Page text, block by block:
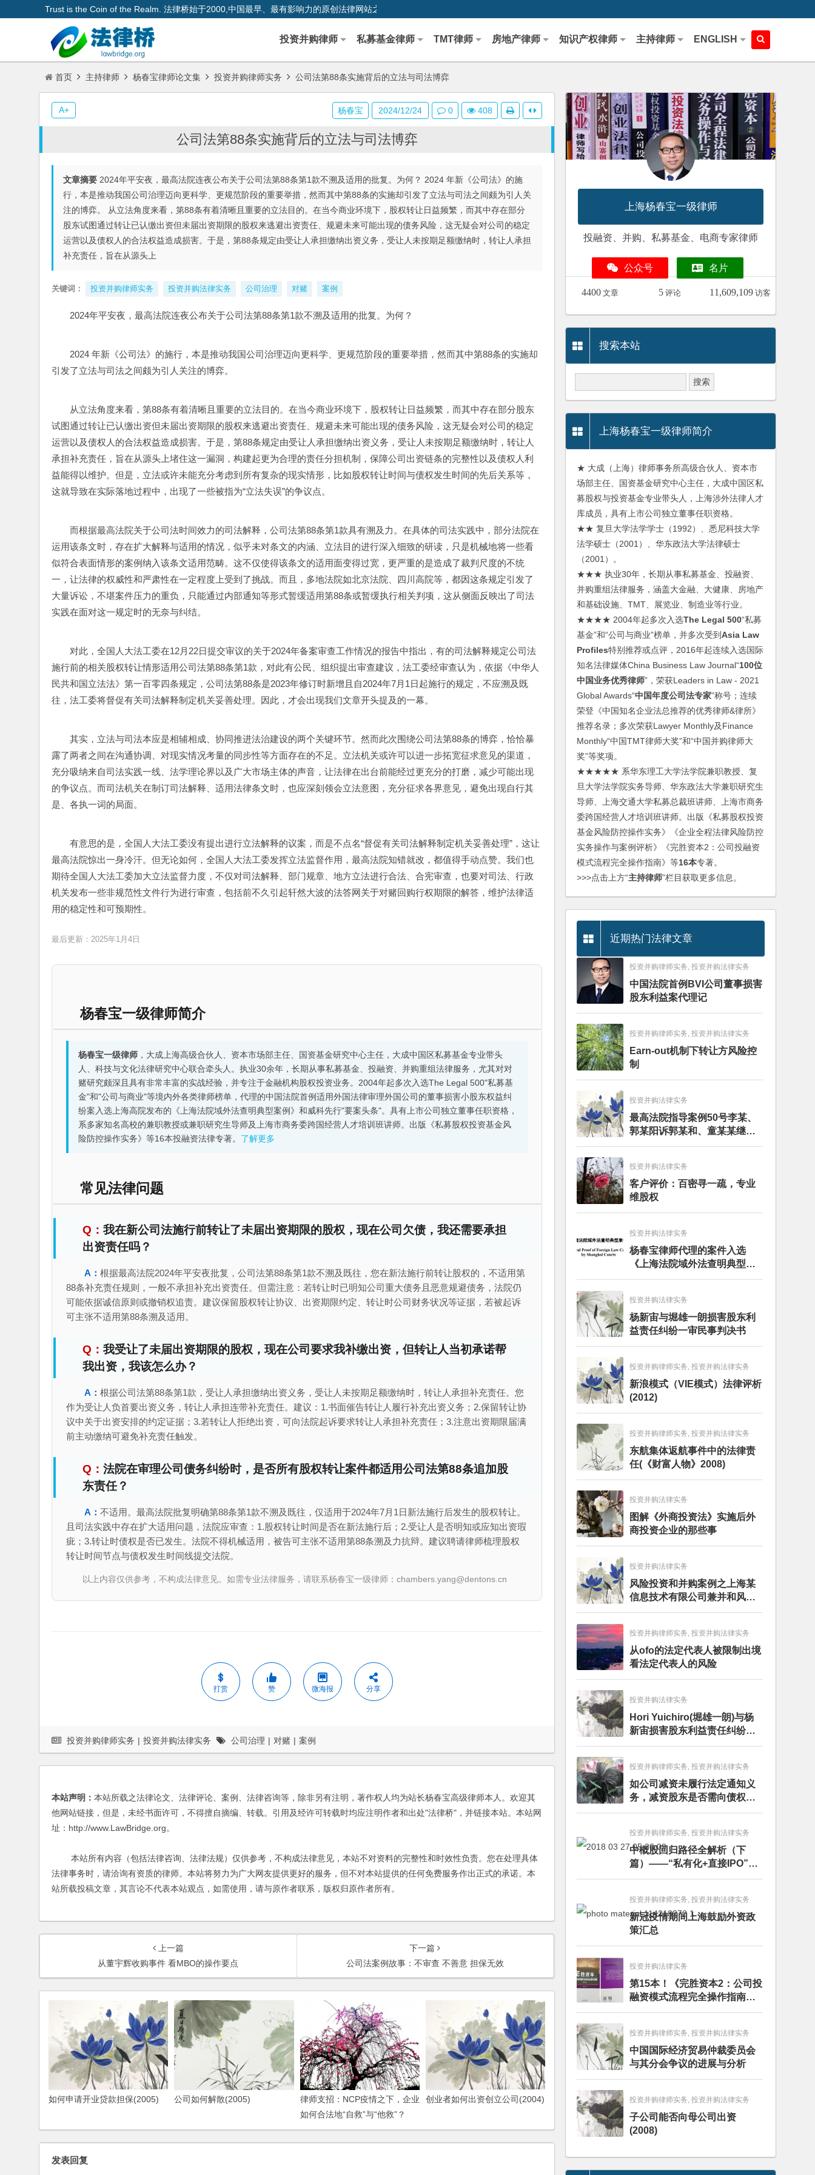
Trust is the Coin of the Realm. 法律桥始于2000,中国最早、最有影响力的原创法律网站之一
投资并购律师 私募基金律师 TMT律师 房地产律师 知识产权律师 主持律师 ENGLISH
首页 主持律师 杨春宝律师论文集 投资并购律师实务 公司法第88条实施背后的立法与司法博弈
公司法第88条实施背后的立法与司法博弈
文章摘要 2024年平安夜，最高法院连夜公布关于公司法第88条第1款不溯及适用的批复。为何？ 2024 年新《公司法》的施
行，本是推动我国公司治理迈向更科学、更规范阶段的重要举措，然而其中第88条的实施却引发了立法与司法之间颇为引人关
注的博弈。 从立法角度来看，第88条有着清晰且重要的立法目的。在当今商业环境下，股权转让日益频繁，而其中存在部分
股东试图通过转让已认缴出资但未届出资期限的股权来逃避出资责任、规避未来可能出现的债务风险，这无疑会对公司的稳定
运营以及债权人的合法权益造成损害。于是，第88条规定由受让人承担缴纳出资义务，受让人未按期足额缴纳时，转让人承担
补充责任，旨在从源头上
关键词： 投资并购律师实务 投资并购法律实务 公司治理 对赌 案例
2024年平安夜，最高法院连夜公布关于公司法第88条第1款不溯及适用的批复。为何？
2024 年新《公司法》的施行，本是推动我国公司治理迈向更科学、更规范阶段的重要举措，然而其中第88条的实施却
引发了立法与司法之间颇为引人关注的博弈。
从立法角度来看，第88条有着清晰且重要的立法目的。在当今商业环境下，股权转让日益频繁，而其中存在部分股东
试图通过转让已认缴出资但未届出资期限的股权来逃避出资责任、规避未来可能出现的债务风险，这无疑会对公司的稳定
运营以及债权人的合法权益造成损害。于是，第88条规定由受让人承担缴纳出资义务，受让人未按期足额缴纳时，转让人
承担补充责任，旨在从源头上堵住这一漏洞，构建起更为合理的责任分担机制，保障公司出资链条的完整性以及债权人利
益能得以维护。但是，立法或许未能充分考虑到所有复杂的现实情形，比如股权转让时间与债权发生时间的先后关系等，
这就导致在实际落地过程中，出现了一些被指为“立法失误”的争议点。
而根据最高法院关于公司法时间效力的司法解释，公司法第88条第1款具有溯及力。在具体的司法实践中，部分法院在
运用该条文时，存在扩大解释与适用的情况，似乎未对条文的内涵、立法目的进行深入细致的研读，只是机械地将一些看
似符合表面情形的案例纳入该条文适用范畴。这不仅使得该条文的适用面变得过宽，更严重的是造成了裁判尺度的不统
一，让法律的权威性和严肃性在一定程度上受到了挑战。而且，多地法院如北京法院、四川高院等，都因这条规定引发了
大量诉讼，不堪案件压力的重负，只能通过内部通知等形式暂缓适用第88条或暂缓执行相关判项，这从侧面反映出了司法
实践在面对这一规定时的无奈与纠结。
对此，全国人大法工委在12月22日提交审议的关于2024年备案审查工作情况的报告中指出，有的司法解释规定公司法
施行前的相关股权转让情形适用公司法第88条第1款，对此有公民、组织提出审查建议，法工委经审查认为，依据《中华人
民共和国立法法》第一百零四条规定，公司法第88条是2023年修订时新增且自2024年7月1日起施行的规定，不应溯及既
往，法工委将督促有关司法解释制定机关妥善处理。因此，才会出现我们文章开头提及的一幕。
其实，立法与司法本应是相辅相成、协同推进法治建设的两个关键环节。然而此次围绕公司法第88条的博弈，恰恰暴
露了两者之间在沟通协调、对现实情况考量的同步性等方面存在的不足。立法机关或许可以进一步拓宽征求意见的渠道，
充分吸纳来自司法实践一线、法学理论界以及广大市场主体的声音，让法律在出台前能经过更充分的打磨，减少可能出现
的争议点。而司法机关在制订司法解释、适用法律条文时，也应深刻领会立法意图，充分征求各界意见，避免出现自行其
是、各执一词的局面。
有意思的是，全国人大法工委没有提出进行立法解释的议案，而是不点名“督促有关司法解释制定机关妥善处理”，这让
最高法院惊出一身冷汗。但无论如何，全国人大法工委发挥立法监督作用，最高法院知错就改，都值得手动点赞。我们也
期待全国人大法工委加大立法监督力度，不仅对司法解释、部门规章、地方立法进行合法、合宪审查，也要对司法、行政
机关发布一些非规范性文件行为进行审查，包括前不久引起轩然大波的法答网关于对赌回购行权期限的解答，维护法律适
用的稳定性和可预期性。
最后更新：2025年1月4日
杨春宝一级律师简介
杨春宝一级律师，大成上海高级合伙人、资本市场部主任、国资基金研究中心主任，大成中国区私募基金专业带头
人、科技与文化法律研究中心联合牵头人。执业30余年，长期从事私募基金、投融资、并购重组法律服务，尤其对对
赌研究颇深且具有非常丰富的实战经验，并专注于金融机构股权投资业务。2004年起多次入选The Legal 500"私募基
金"和"公司与商业"等境内外各类律师榜单，代理的中国法院首例适用外国法律审理外国公司的董事损害小股东权益纠
纷案入选上海高院发布的《上海法院域外法查明典型案例》和威科先行"要案头条"。具有上市公司独立董事任职资格，
系多家知名高校的兼职教授或兼职研究生导师及上海市商务委跨国经营人才培训班讲师。出版《私募股权投资基金风
险防控操作实务》等16本投融资法律专著。 了解更多
常见法律问题
我在新公司法施行前转让了未届出资期限的股权，现在公司欠债，我还需要承担
出资责任吗？
根据最高法院2024年平安夜批复，公司法第88条第1款不溯及既往，您在新法施行前转让股权的，不适用第
88条补充责任规则，一般不承担补充出资责任。但需注意：若转让时已明知公司重大债务且恶意规避债务，法院仍
可能依据诚信原则或撤销权追责。建议保留股权转让协议、出资期限约定、转让时公司财务状况等证据，若被起诉
可主张不适用第88条溯及适用。
我受让了未届出资期限的股权，现在公司要求我补缴出资，但转让人当初承诺帮
我出资，我该怎么办？
根据公司法第88条第1款，受让人承担缴纳出资义务，受让人未按期足额缴纳时，转让人承担补充责任。您
作为受让人负首要出资义务，转让人承担连带补充责任。建议：1.书面催告转让人履行补充出资义务；2.保留转让协
议中关于出资安排的约定证据；3.若转让人拒绝出资，可向法院起诉要求转让人承担补充责任；3.注意出资期限届满
前主动缴纳可避免补充责任触发。
法院在审理公司债务纠纷时，是否所有股权转让案件都适用公司法第88条追加股
东责任？
不适用。最高法院批复明确第88条第1款不溯及既往，仅适用于2024年7月1日新法施行后发生的股权转让。
且司法实践中存在扩大适用问题，法院应审查：1.股权转让时间是否在新法施行后；2.受让人是否明知或应知出资瑕
疵；3.转让时债权是否已发生。法院不得机械适用，被告可主张不适用第88条溯及力抗辩。建议聘请律师梳理股权
转让时间节点与债权发生时间线提交法院。
以上内容仅供参考，不构成法律意见。如需专业法律服务，请联系杨春宝一级律师：chambers.yang@dentons.cn
打赏 赞 微海报 分享
杨春宝 2024/12/24 0 408
A+
投资并购律师实务 | 投资并购法律实务 公司治理 | 对赌 | 案例
本站声明： 本站所载之法律论文、法律评论、案例、法律咨询等，除非另有注明，著作权人均为站长杨春宝高级律师本人。欢迎其
他网站链接，但是，未经书面许可，不得擅自摘编、转载。引用及经许可转载时均应注明作者和出处"法律桥"，并链接本站。本站网
址：http://www.LawBridge.org。
本站所有内容（包括法律咨询、法律法规）仅供参考，不构成法律意见，本站不对资料的完整性和时效性负责。您在处理具体
法律事务时，请洽询有资质的律师。本站将努力为广大网友提供更好的服务，但不对本站提供的任何免费服务作出正式的承诺。本
站所载投稿文章，其言论不代表本站观点，如需使用，请与原作者联系，版权归原作者所有。
上一篇
从董宇辉收购事件 看MBO的操作要点
下一篇
公司法案例故事：不审查 不善意 担保无效
如何申请开业贷款担保(2005) 公司如何解散(2005)
律师支招：NCP疫情之下，企业
如何合法地“自救”与“他救”？
创业者如何出资创立公司(2004)
发表回复
上海杨春宝一级律师
投融资、并购、私募基金、电商专家律师
公众号 名片
4400 文章 5 评论 11,609,109 访客
搜索本站
上海杨春宝一级律师简介
★ 大成（上海）律师事务所高级合伙人、资本市
场部主任、国资基金研究中心主任，大成中国区私
募股权与投资基金专业带头人，上海涉外法律人才
库成员，具有上市公司独立董事任职资格。
★★ 复旦大学法学学士（1992）、悉尼科技大学
法学硕士（2001）、华东政法大学法律硕士
（2001）。
★★★ 执业30年，长期从事私募基金、投融资、
并购重组法律服务，涵盖大金融、大健康、房地产
和基础设施、TMT、展览业、制造业等行业。
★★★★ 2004年起多次入选The Legal 500“私募
基金”和“公司与商业”榜单，并多次受到Asia Law
Profiles特别推荐或点评，2016年起连续入选国际
知名法律媒体China Business Law Journal“100位
中国业务优秀律师”，荣获Leaders in Law - 2021
Global Awards“中国年度公司法专家”称号；连续
荣登《中国知名企业法总推荐的优秀律师&律所》
推荐名录；多次荣获Lawyer Monthly及Finance
Monthly“中国TMT律师大奖”和“中国并购律师大
奖”等奖项。
★★★★★ 系华东理工大学法学院兼职教授、复
旦大学法学院实务导师、华东政法大学兼职研究生
导师、上海交通大学私募总裁班讲师、上海市商务
委跨国经营人才培训班讲师。出版《私募股权投资
基金风险防控操作实务》《企业全程法律风险防控
实务操作与案例评析》《完胜资本2：公司投融资
模式流程完全操作指南》等16本专著。
>>>点击上方“主持律师”栏目获取更多信息。
近期热门法律文章
投资并购律师实务, 投资并购法律实务
中国法院首例BVI公司董事损害
股东利益案代理记
投资并购律师实务, 投资并购法律实务
Earn-out机制下转让方风险控
制
投资并购法律实务
最高法院指导案例50号李某、
郭某阳诉郭某和、童某某继承
纠纷案
投资并购法律实务
客户评价：百密寻一疏，专业
维股权
投资并购法律实务
杨春宝律师代理的案件入选
《上海法院域外法查明典型案
例》
投资并购法律实务
杨新宙与堀雄一朗损害股东利
益责任纠纷一审民事判决书
投资并购律师实务, 投资并购法律实务
新浪模式（VIE模式）法律评析
(2012)
投资并购律师实务, 投资并购法律实务
东航集体返航事件中的法律责
任(《财富人物》2008)
投资并购法律实务
图解《外商投资法》实施后外
商投资企业的那些事
投资并购法律实务
风险投资和并购案例之上海某
信息技术有限公司兼并和风险
投资服务
投资并购律师实务, 投资并购法律实务
从ofo的法定代表人被限制出境
看法定代表人的风险
投资并购法律实务
Hori Yuichiro(堀雄一朗)与杨
新宙损害股东利益责任纠纷二
审案件二审民事判决书
投资并购律师实务, 投资并购法律实务
如公司减资未履行法定通知义
务，减资股东是否需向债权人
担责？且看最高人民法院怎么
投资并购律师实务, 投资并购法律实务
中概股回归路径全解析（下
篇）——“私有化+直接IPO”和
CDR
投资并购律师实务, 投资并购法律实务
新冠疫情期间上海鼓励外资政
策汇总
投资并购法律实务
第15本！《完胜资本2：公司投
融资模式流程完全操作指南》
（第四版）出版
投资并购律师实务, 投资并购法律实务
中国国际经济贸易仲裁委员会
与其分会争议的进展与分析
投资并购律师实务, 投资并购法律实务
子公司能否向母公司出资
(2008)